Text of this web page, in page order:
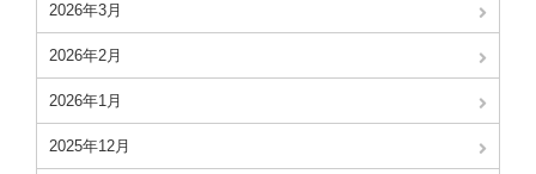
2026年3月
2026年2月
2026年1月
2025年12月